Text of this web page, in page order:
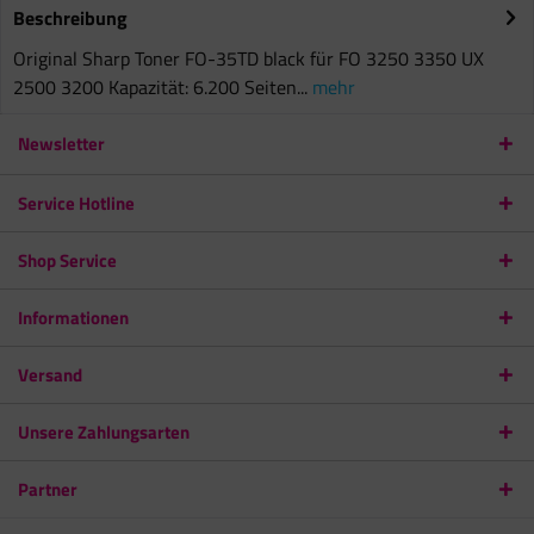
Beschreibung
Original Sharp Toner FO-35TD black für FO 3250 3350 UX
2500 3200 Kapazität: 6.200 Seiten... mehr
Newsletter
Service Hotline
Shop Service
Informationen
Versand
Unsere Zahlungsarten
Partner